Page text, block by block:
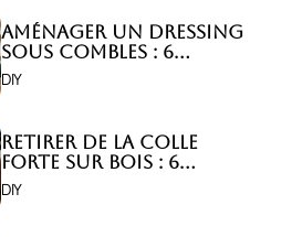
Aménager un dressing
sous combles : 6
astuces indispensables
!
DIY
Retirer de la colle
forte sur bois : 6
astuces efficaces !
DIY